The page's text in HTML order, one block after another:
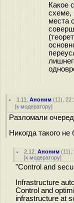
Какое
схеме,
места
1.11 ,Аноним (11),
[к модератору]
Разломали
Никогда такого
2.12 ,Аноним (11),
[к модератору]
"Control and
Infrastructure
Control and
infrastructure at